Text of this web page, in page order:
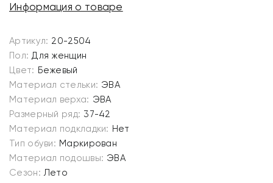
Информация о товаре
Артикул: 20-2504
Пол: Для женщин
Цвет: Бежевый
Материал стельки: ЭВА
Материал верха: ЭВА
Размерный ряд: 37-42
Материал подкладки: Нет
Тип обуви: Маркирован
Материал подошвы: ЭВА
Сезон: Лето